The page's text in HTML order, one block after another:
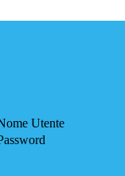
Utente